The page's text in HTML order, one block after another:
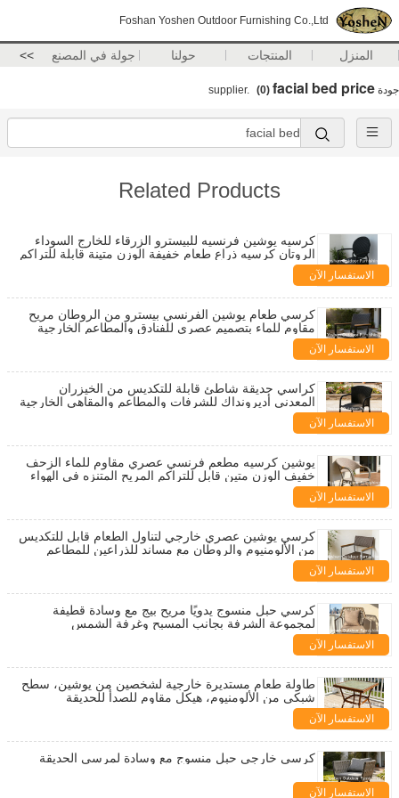
Foshan Yoshen Outdoor Furnishing Co.,Ltd
المنزل المنتجات حولنا جولة في المصنع >>
جودة facial bed price
(0)
Related Products
كرسيه يوشين فرنسيه للبيسترو الزرقاء للخارج السوداء
الروتان كرسيه ذراع طعام خفيفة الوزن متينة قابلة للتراكم
المعاصرة المعدنالاستفسار الآن
كرسي طعام يوشين الفرنسي بيسترو من الروطان مريح
مقاوم للماء بتصميم عصري للفنادق والمطاعم الخارجية
الاستفسار الآن
كراسي حديقة شاطئ قابلة للتكديس من الخيزران
المعدني أديرونداك للشرفات والمطاعم والمقاهي الخارجية
ومحلات الحليب والعصير لتناول الطعامالاستفسار الآن
يوشين كرسيه مطعم فرنسي عصري مقاوم للماء الزحف
خفيف الوزن متين قابل للتراكم المريح المتنزه في الهواء
الطلقالاستفسار الآن
كرسي يوشين عصري خارجي لتناول الطعام قابل للتكديس
من الألومنيوم والروطان مع مساند للذراعين للمطاعم
والمقاهيالاستفسار الآن
كرسي حبل منسوج يدويًا مريح بيج مع وسادة قطيفة
لمجموعة الشرفة بجانب المسبح وغرفة الشمس
الاستفسار الآن
طاولة طعام مستديرة خارجية لشخصين من يوشين، سطح
شبكي من الألومنيوم، هيكل مقاوم للصدأ للحديقة
الاستفسار الآن
كرسي خارجي حبل منسوج مع وسادة لمرسى الحديقة
الاستفسار الآن